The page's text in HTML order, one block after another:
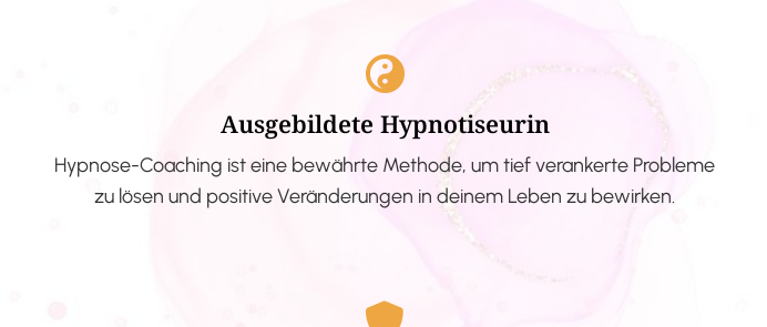
Ausgebildete Hypnotiseurin
Hypnose-Coaching ist eine bewährte Methode, um tief verankerte Probleme
zu lösen und positive Veränderungen in deinem Leben zu bewirken.